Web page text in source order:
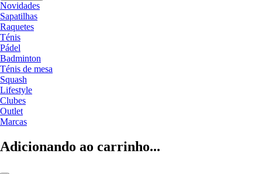
Novidades
Sapatilhas
Raquetes
Ténis
Pádel
Badminton
Ténis de mesa
Squash
Lifestyle
Clubes
Outlet
Marcas
Adicionando ao carrinho...